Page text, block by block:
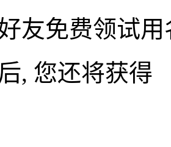
友免费领试用
, 您还将获得